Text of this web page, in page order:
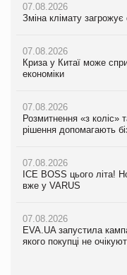
07.08.2026
Зміна клімату
07.08.2026
Криза у Китаї може
економіки
07.08.2026
Розмитнення «з коліс»
рішення допомагають
07.08.2026
ICE BOSS цього літа!
вже у VARUS
07.08.2026
EVA.UA запустила
якого покупці не
07.08.2026
Зміна клімату
07.08.2026
Криза у Китаї може
економіки
07.08.2026
Kraft Heinz скоротила
Продажі Hugo Boss
07.08.2026
Зміна клімату
07.08.2026
Криза у Китаї може
економіки
07.08.2026
Kraft Heinz скоротила
Продажі Hugo Boss